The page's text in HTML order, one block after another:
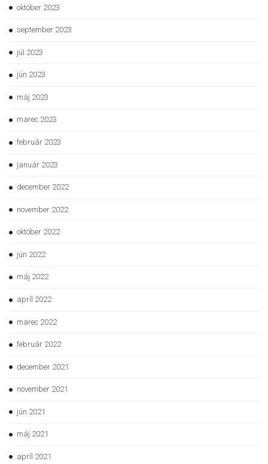
október 2023
september 2023
júl 2023
jún 2023
máj 2023
marec 2023
február 2023
január 2023
december 2022
november 2022
október 2022
jún 2022
máj 2022
apríl 2022
marec 2022
február 2022
december 2021
november 2021
jún 2021
máj 2021
apríl 2021